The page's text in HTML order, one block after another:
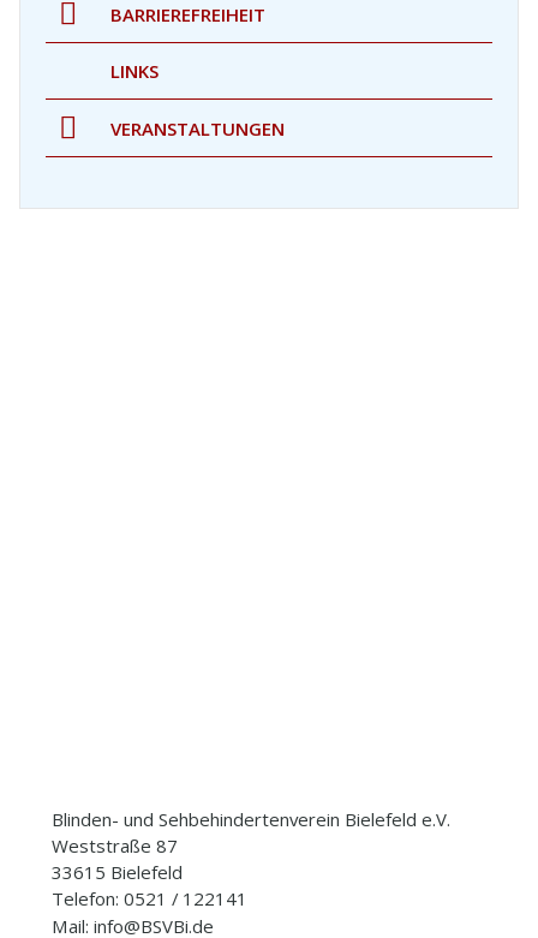
BARRIEREFREIHEIT
LINKS
VERANSTALTUNGEN
Blinden- und Sehbehindertenverein Bielefeld e.V.
Weststraße 87
33615 Bielefeld
Telefon: 0521 / 122141
Mail: info@BSVBi.de